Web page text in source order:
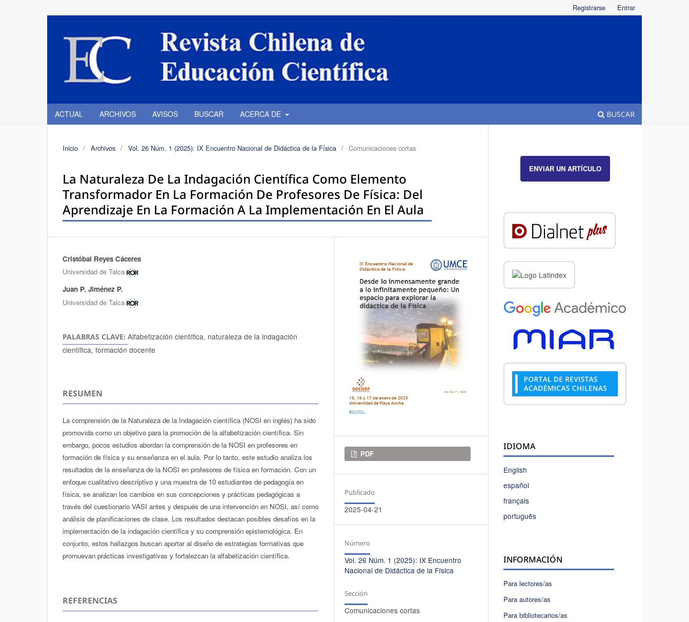
ACTUAL ARCHIVOS AVISOS BUSCAR ACERCA DE BUSCAR
Registrarse Entrar
Inicio / Archivos / Vol. 26 Núm. 1 (2025): IX Encuentro Nacional de Didáctica de la Física / Comunicaciones cortas
La Naturaleza De La Indagación Científica Como Elemento
Transformador En La Formación De Profesores De Física: Del
Aprendizaje En La Formación A La Implementación En El Aula
Autores/as
Cristóbal Reyes Cáceres
Universidad de Talca
Juan P. Jiménez P.
Universidad de Talca
PALABRAS CLAVE: Alfabetización científica, naturaleza de la indagación
científica, formación docente
RESUMEN
La comprensión de la Naturaleza de la Indagación científica (NOSI en inglés) ha sido
promovida como un objetivo para la promoción de la alfabetización científica. Sin
embargo, pocos estudios abordan la comprensión de la NOSI en profesores en
formación de física y su enseñanza en el aula. Por lo tanto, este estudio analiza los
resultados de la enseñanza de la NOSI en profesores de física en formación. Con un
enfoque cualitativo descriptivo y una muestra de 10 estudiantes de pedagogía en
física, se analizan los cambios en sus concepciones y prácticas pedagógicas a
través del cuestionario VASI antes y después de una intervención en NOSI, así como
análisis de planificaciones de clase. Los resultados destacan posibles desafíos en la
implementación de la indagación científica y su comprensión epistemológica. En
conjunto, estos hallazgos buscan aportar al diseño de estrategias formativas que
promuevan prácticas investigativas y fortalezcan la alfabetización científica.
REFERENCIAS
Descargas
PDF
Publicado
2025-04-21
Número
Vol. 26 Núm. 1 (2025): IX Encuentro
Nacional de Didáctica de la Física
Sección
Comunicaciones cortas
ENVIAR UN ARTÍCULO
IDIOMA
English
español
français
português
INFORMACIÓN
Para lectores/as
Para autores/as
Para bibliotecarios/as